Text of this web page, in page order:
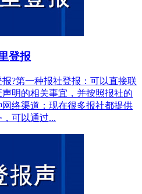
登报
?第一种报社登报：可以直接联
明的相关事宜，并按照报社的
络渠道：现在很多报社都提供
可以通过...